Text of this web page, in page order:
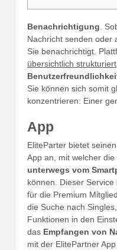
Benachrichtigung .
Nachricht senden oder
Sie benachrichtigt.
übersichtlich strukturiert
Sie können sich somit
konzentrieren: Einer
App
EliteParter bietet
App an, mit welcher
unterwegs vom
können. Dieser Service
für die Premium
die Suche nach
Funktionen in den
das Empfangen von
mit der ElitePartner